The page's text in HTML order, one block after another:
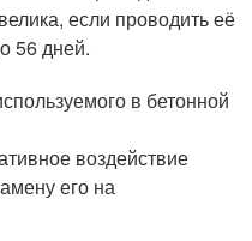
если проводить её
56 дней.
в бетонной
воздействие
его на